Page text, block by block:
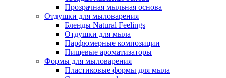
Прозрачная мыльная основа
Отдушки для мыловарения
Бленды Natural Feelings
Отдушки для мыла
Парфюмерные композиции
Пищевые ароматизаторы
Формы для мыловарения
Пластиковые формы для мыла